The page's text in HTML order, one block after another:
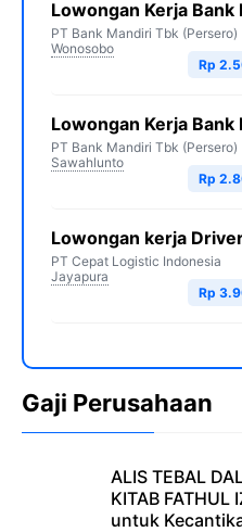
Lowongan Kerja
PT Bank Mandiri Tbk (Persero)
Wonosobo
Rp
Lowongan Kerja
PT Bank Mandiri Tbk (Persero)
Sawahlunto
Rp
Lowongan kerja
PT Cepat Logistic Indonesia
Jayapura
Rp
Gaji Perusahaan
ALIS TEBAL
KITAB FATHUL
untuk